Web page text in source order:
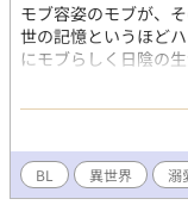
モブ容姿のモブが、
世の記憶というほど
にモブらしく日陰の
度に無難に入学した
プニング(？)が発生
きながら考えるので
かります。終わるの
にお知らせください
とにします。 エロを
BL 異世界 溺